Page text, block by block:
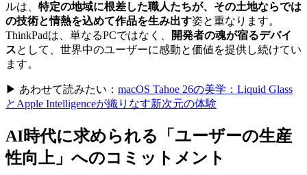
ルは、 特定の地域に根差した職人たちが、その土地ならでは
の技術と情熱を込めて作品を生み出す姿と重なります。
ThinkPadは、単なるPCではなく、
開発者の魂が宿るデバイ
スとして、世界中のユーザーに感動と価値を提供し続けてい
ます。
▶ あわせて読みたい： macOS Tahoe 26の美学：Liquid Glass
とApple Intelligenceが織りなす新次元の体験
AI時代に求められる「ユーザーの生産
性向上」へのコミットメント